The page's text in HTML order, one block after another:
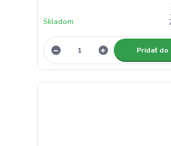
Skladom
Pridať do